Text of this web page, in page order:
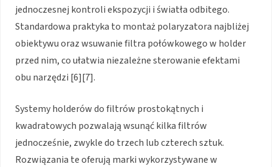
jednoczesnej kontroli ekspozycji i światła odbitego.
Standardowa praktyka to montaż polaryzatora najbliżej
obiektywu oraz wsuwanie filtra połówkowego w holder
przed nim, co ułatwia niezależne sterowanie efektami
obu narzędzi [6][7].
Systemy holderów do filtrów prostokątnych i
kwadratowych pozwalają wsunąć kilka filtrów
jednocześnie, zwykle do trzech lub czterech sztuk.
Rozwiązania te oferują marki wykorzystywane w